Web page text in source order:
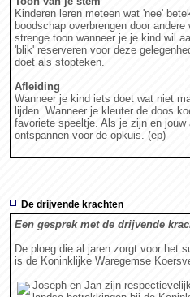
Kinderen leren meteen wat 'nee'
boodschap overbrengen door
strenge toon wanneer je je kind wil
'blik' reserveren voor deze
doet als stopteken.
Afleiding
Wanneer je kind iets doet wat niet
lijden. Wanneer je kleuter de doos
favoriete speeltje. Als je zijn en
ontspannen voor de opkuis. (ep)
De drijvende krachten
Een gesprek met de drijvende
De ploeg die al jaren zorgt voor het
is de Koninklijke Waregemse
Joseph en Jan zijn